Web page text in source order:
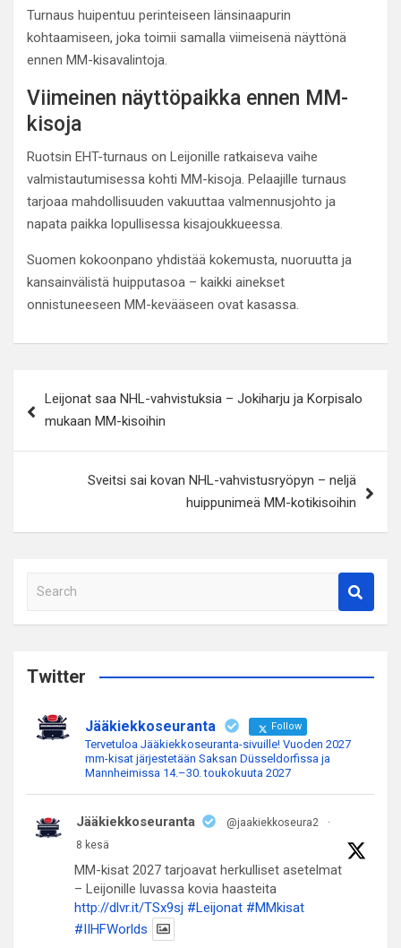
Turnaus huipentuu perinteiseen länsinaapurin
kohtaamiseen, joka toimii samalla viimeisenä näyttönä
ennen MM-kisavalintoja.
Viimeinen näyttöpaikka ennen MM-
kisoja
Ruotsin EHT-turnaus on Leijonille ratkaiseva vaihe
valmistautumisessa kohti MM-kisoja. Pelaajille turnaus
tarjoaa mahdollisuuden vakuuttaa valmennusjohto ja
napata paikka lopullisessa kisajoukkueessa.
Suomen kokoonpano yhdistää kokemusta, nuoruutta ja
kansainvälistä huipputasoa – kaikki ainekset
onnistuneeseen MM-kevääseen ovat kasassa.
selaus
Leijonat saa NHL-vahvistuksia – Jokiharju ja Korpisalo
mukaan MM-kisoihin
Sveitsi sai kovan NHL-vahvistusryöpyn – neljä
huippunimeä MM-kotikisoihin
a
c
Twitter
Jääkiekkoseuranta Follow
Tervetuloa Jääkiekkoseuranta-sivuille! Vuoden 2027
mm-kisat järjestetään Saksan Düsseldorfissa ja
Mannheimissa 14.–30. toukokuuta 2027
Jääkiekkoseuranta @jaakiekkoseura2
·
8 kesä
MM-kisat 2027 tarjoavat herkulliset asetelmat
– Leijonille luvassa kovia haasteita
http://dlvr.it/TSx9sj #Leijonat #MMkisat
#IIHFWorlds